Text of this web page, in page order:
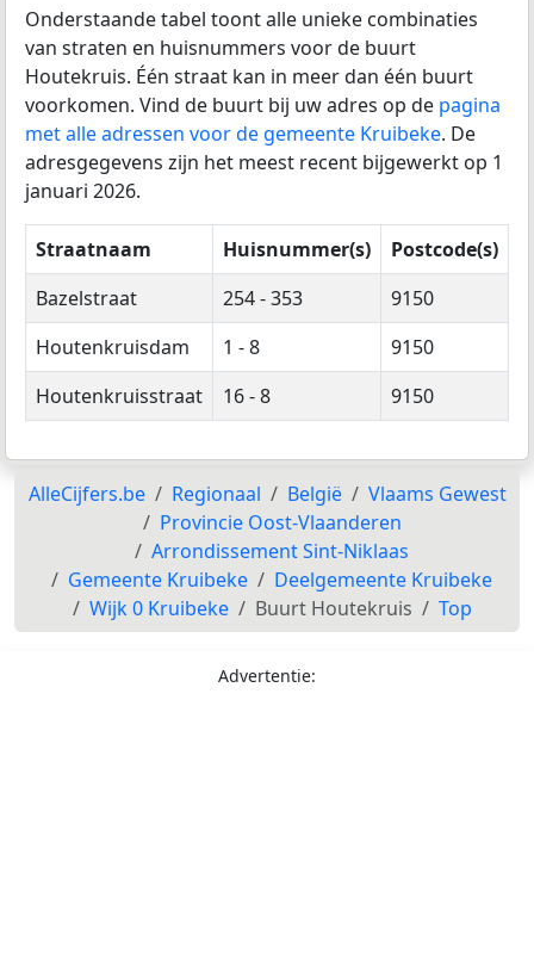
Onderstaande tabel toont alle unieke combinaties
van straten en huisnummers voor de buurt
Houtekruis. Één straat kan in meer dan één buurt
voorkomen. Vind de buurt bij uw adres op de pagina
met alle adressen voor de gemeente Kruibeke. De
adresgegevens zijn het meest recent bijgewerkt op 1
januari 2026.
Straatnaam Huisnummer(s)
Postcode(s)
Bazelstraat
254 - 353
9150
Houtenkruisdam
1 - 8
9150
Houtenkruisstraat
16 - 8 9150
AlleCijfers.be Regionaal België
Vlaams Gewest
Provincie Oost-Vlaanderen
Arrondissement Sint-Niklaas
Gemeente Kruibeke
Deelgemeente Kruibeke
Wijk 0 Kruibeke
Buurt Houtekruis Top
Advertentie: